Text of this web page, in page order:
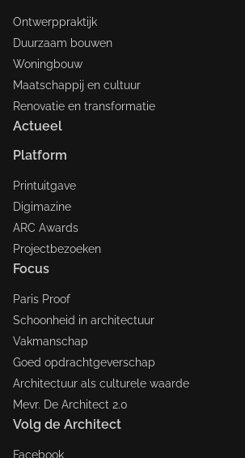
Ontwerppraktijk
Duurzaam bouwen
Woningbouw
Maatschappij en cultuur
Renovatie en transformatie
Actueel
Platform
Printuitgave
Digimazine
ARC Awards
Projectbezoeken
Focus
Paris Proof
Schoonheid in architectuur
Vakmanschap
Goed opdrachtgeverschap
Architectuur als culturele waarde
Mevr. De Architect 2.0
Volg de Architect
Facebook